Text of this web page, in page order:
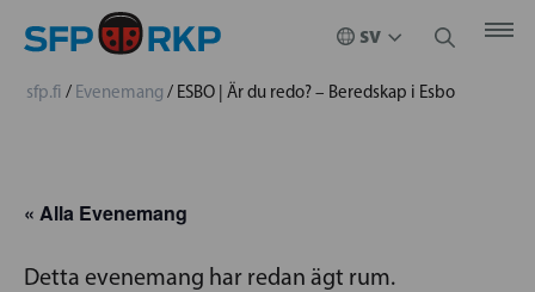
sfp.fi / Evenemang / ESBO | Är du redo? – Beredskap i Esbo
« Alla Evenemang
Detta evenemang har redan ägt rum.